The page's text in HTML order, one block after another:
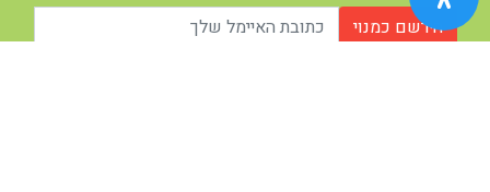
הירשם כמנוי